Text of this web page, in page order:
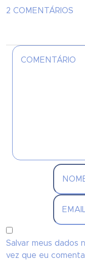
2 COMENTÁRIOS
Salvar meus dados
vez que eu